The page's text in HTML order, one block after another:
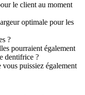
le client au moment
optimale pour les
?
pourraient également
dentifrice ?
puissiez également